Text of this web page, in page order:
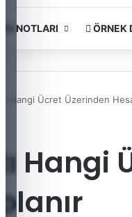
NOTLARI ÖRNEK
Hangi Ücret Üzerinden
Hangi